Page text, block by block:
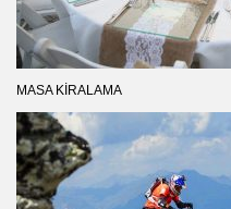
MASA KIRALAMA